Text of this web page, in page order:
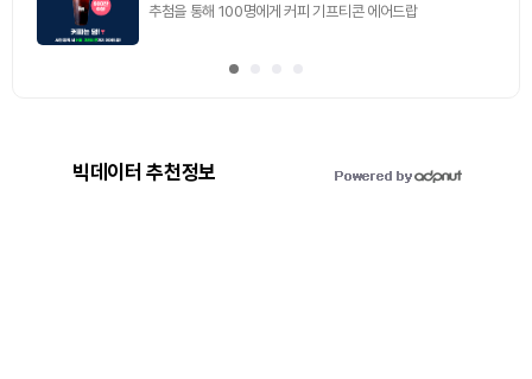
추첨을 통해 100명에게 커피 기프티콘 에어드랍
빅데이터 추천정보